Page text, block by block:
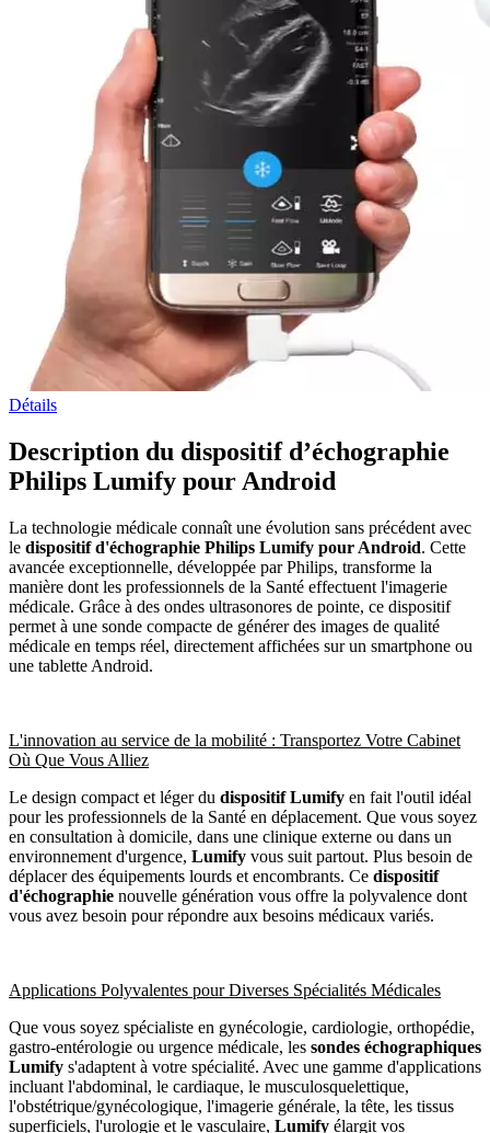
Détails
Description du dispositif d’échographie
Philips Lumify pour Android
La technologie médicale connaît une évolution sans précédent avec
le dispositif d'échographie Philips Lumify pour Android. Cette
avancée exceptionnelle, développée par Philips, transforme la
manière dont les professionnels de la Santé effectuent l'imagerie
médicale. Grâce à des ondes ultrasonores de pointe, ce dispositif
permet à une sonde compacte de générer des images de qualité
médicale en temps réel, directement affichées sur un smartphone ou
une tablette Android.
L'innovation au service de la mobilité : Transportez Votre Cabinet
Où Que Vous Alliez
Le design compact et léger du dispositif Lumify en fait l'outil idéal
pour les professionnels de la Santé en déplacement. Que vous soyez
en consultation à domicile, dans une clinique externe ou dans un
environnement d'urgence, Lumify vous suit partout. Plus besoin de
déplacer des équipements lourds et encombrants. Ce dispositif
d'échographie nouvelle génération vous offre la polyvalence dont
vous avez besoin pour répondre aux besoins médicaux variés.
Applications Polyvalentes pour Diverses Spécialités Médicales
Que vous soyez spécialiste en gynécologie, cardiologie, orthopédie,
gastro-entérologie ou urgence médicale, les sondes échographiques
Lumify s'adaptent à votre spécialité. Avec une gamme d'applications
incluant l'abdominal, le cardiaque, le musculosquelettique,
l'obstétrique/gynécologique, l'imagerie générale, la tête, les tissus
superficiels, l'urologie et le vasculaire, Lumify élargit vos